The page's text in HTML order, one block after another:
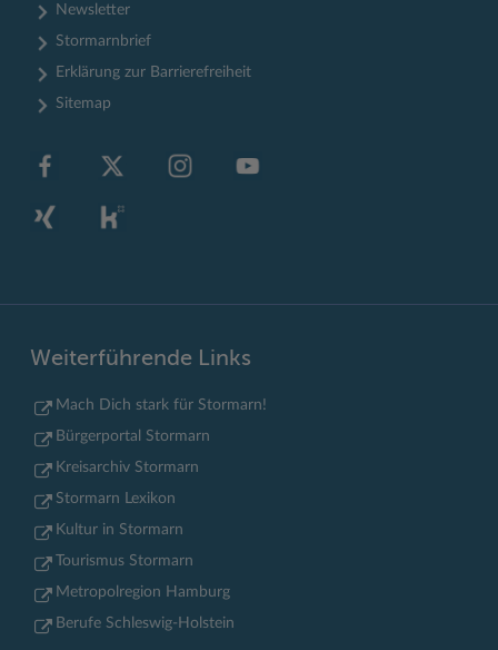
Newsletter
Stormarnbrief
Erklärung zur Barrierefreiheit
Sitemap
Weiterführende Links
Mach Dich stark für Stormarn!
Bürgerportal Stormarn
Kreisarchiv Stormarn
Stormarn Lexikon
Kultur in Stormarn
Tourismus Stormarn
Metropolregion Hamburg
Berufe Schleswig-Holstein